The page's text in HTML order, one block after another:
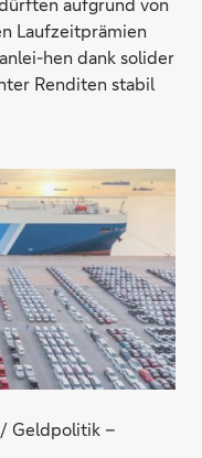
Laufzeitprämien
hen dank solider
Renditen stabil
Geldpolitik –